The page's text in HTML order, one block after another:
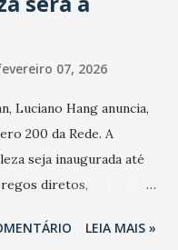
07, 2026
Luciano Hang anuncia,
200 da Rede. A
seja inaugurada até
diretos,
oficialmente, mas
LEIA MAIS »